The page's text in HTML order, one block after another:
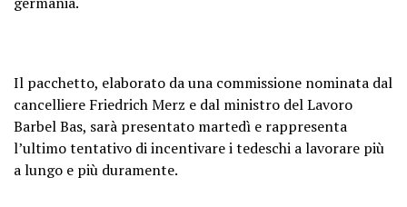
Il pacchetto, elaborato da una commissione nominata dal
cancelliere Friedrich Merz e dal ministro del Lavoro
Barbel Bas, sarà presentato martedì e rappresenta
l’ultimo tentativo di incentivare i tedeschi a lavorare più
a lungo e più duramente.